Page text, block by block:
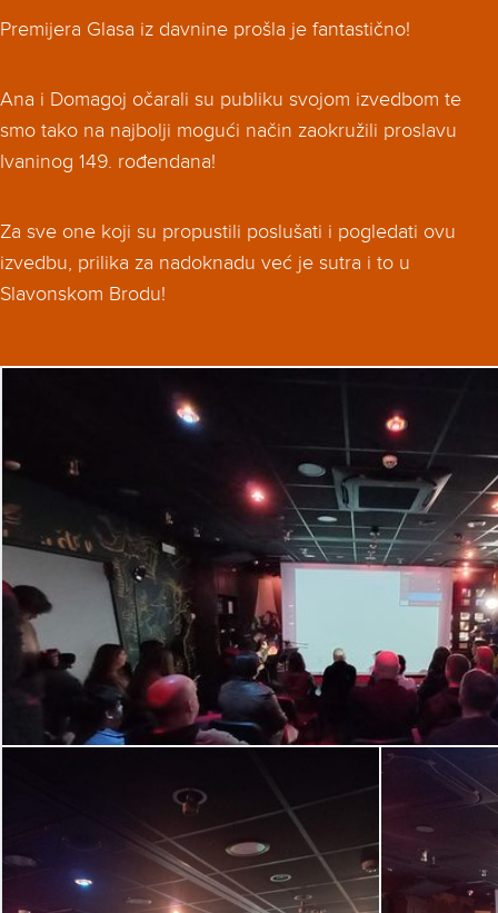
Premijera Glasa iz davnine prošla je fantastično!
Ana i Domagoj očarali su publiku svojom izvedbom te
smo tako na najbolji mogući način zaokružili proslavu
Ivaninog 149. rođendana!
Za sve one koji su propustili poslušati i pogledati ovu
izvedbu, prilika za nadoknadu već je sutra i to u
Slavonskom Brodu!